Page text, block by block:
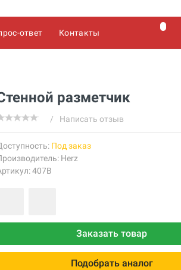
ответ Контакты
разметчик
/ Написать отзыв
Под заказ
Herz
407B
Заказать товар
Подобрать аналог